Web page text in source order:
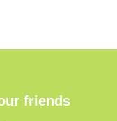
friends